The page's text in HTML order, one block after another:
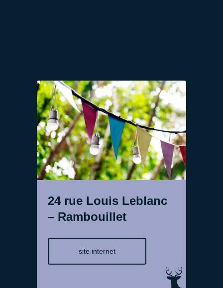
24 rue Louis Leblanc
– Rambouillet
site internet